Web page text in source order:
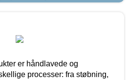
er håndlavede og
processer: fra støbning,